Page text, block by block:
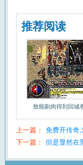
推荐阅读
敖能剔肉得到回城
上一篇：
免费开传奇
下一篇：
但是显然在